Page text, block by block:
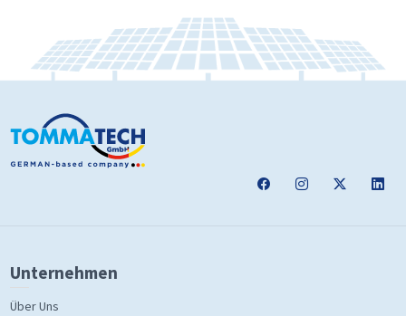
Unternehmen
Über Uns